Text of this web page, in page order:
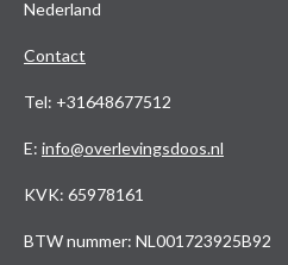
Nederland
Contact
Tel: +31648677512
E: info@overlevingsdoos.nl
KVK: 65978161
BTW nummer: NL001723925B92